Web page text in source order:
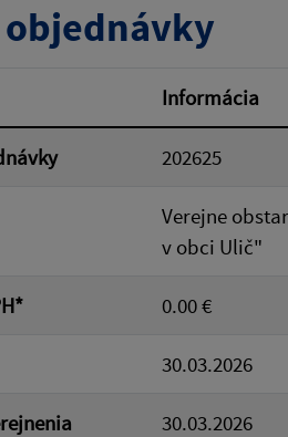
Informácia
202625
Verejne
v obci Ulič"
0.00 €
30.03.2026
30.03.2026